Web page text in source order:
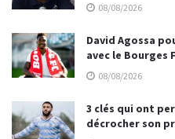
08/08/2026
David Agossa
avec le Bourges
08/08/2026
3 clés qui ont
décrocher son